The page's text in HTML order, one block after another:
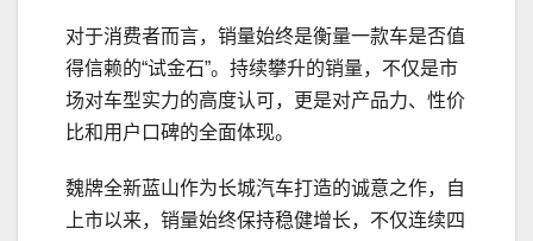
对于消费者而言，销量始终是衡量一款车是否值
得信赖的“试金石”。持续攀升的销量，不仅是市
场对车型实力的高度认可，更是对产品力、性价
比和用户口碑的全面体现。
魏牌全新蓝山作为长城汽车打造的诚意之作，自
上市以来，销量始终保持稳健增长，不仅连续四